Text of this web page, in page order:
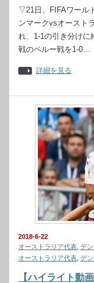
▽21日、FIFAワール
ンマークvsオースト
れ、1-1の引き分け
戦のペルー戦を1-0…
詳細を見る
2018-6-22
オーストラリア代表 デ
オーストラリア代表 デ
【ハイライト動